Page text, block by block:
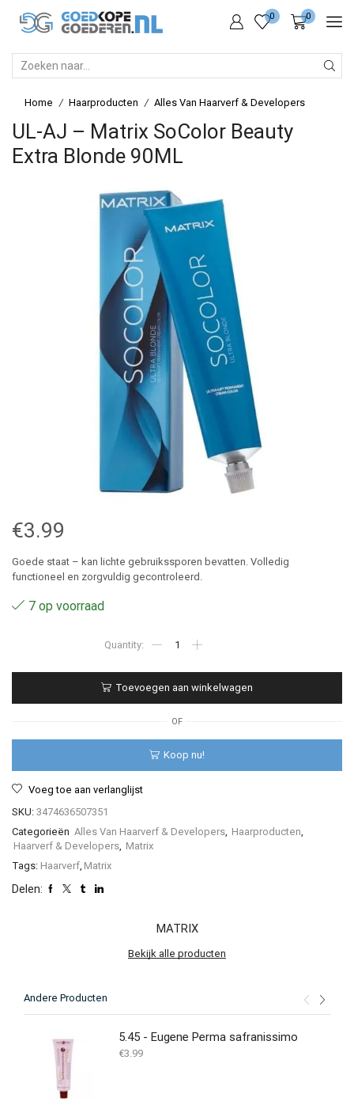
0 0
Home / Haarproducten / Alles Van Haarverf & Developers
UL-AJ – Matrix SoColor Beauty
Extra Blonde 90ML
€3.99
Goede staat – kan lichte gebruikssporen bevatten. Volledig
functioneel en zorgvuldig gecontroleerd.
7 op voorraad
SoColor
Beauty
Extra
90ML
Toevoegen aan winkelwagen
OF
Koop nu!
Voeg toe aan verlanglijst
SKU: 3474636507351
Categorieën Alles Van Haarverf & Developers Haarproducten
Haarverf & Developers Matrix
Tags: Haarverf Matrix
Delen:
MATRIX
Bekijk alle producten
Andere Producten
5.45 - Eugene Perma safranissimo
€3.99